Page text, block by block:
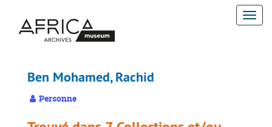
contenu
Ben Mohamed, Rachid
Personne